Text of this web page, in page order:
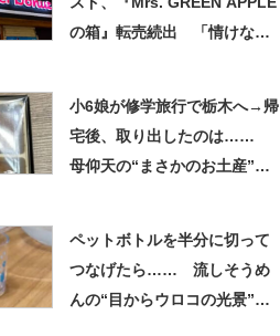
の箱』転売続出 「情けない
小6娘が修学旅行で栃木へ→帰
宅後、取り出したのは……
母仰天の“まさかのお土産”に
ペットボトルを半分に切って
つなげたら…… 流しそうめ
んの“目からウロコの光景”に